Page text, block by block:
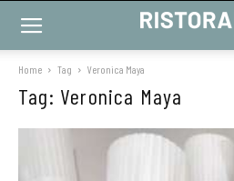
Home Tag Veronica Maya
Tag: Veronica Maya